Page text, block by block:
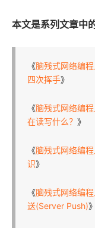
本文是系列文章中
《脑残式网络编
四次挥手》
《脑残式网络编
在读写什么？ 》
《脑残式网络编
识》
《脑残式网络编
送(Server Push)》